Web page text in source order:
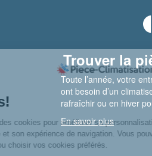
Trouver la
Toute l’année, votre
ont besoin d’un
rafraîchir ou en hiver
En savoir plus